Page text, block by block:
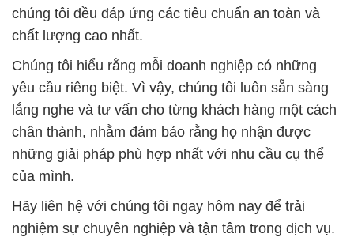
chúng tôi đều đáp ứng các tiêu chuẩn an toàn và
chất lượng cao nhất.
Chúng tôi hiểu rằng mỗi doanh nghiệp có những
yêu cầu riêng biệt. Vì vậy, chúng tôi luôn sẵn sàng
lắng nghe và tư vấn cho từng khách hàng một cách
chân thành, nhằm đảm bảo rằng họ nhận được
những giải pháp phù hợp nhất với nhu cầu cụ thể
của mình.
Hãy liên hệ với chúng tôi ngay hôm nay để trải
nghiệm sự chuyên nghiệp và tận tâm trong dịch vụ.